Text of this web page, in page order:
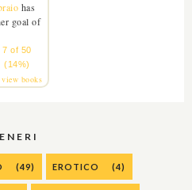
has
goal of
7 of 50
(14%)
view books
(49) EROTICO (4)